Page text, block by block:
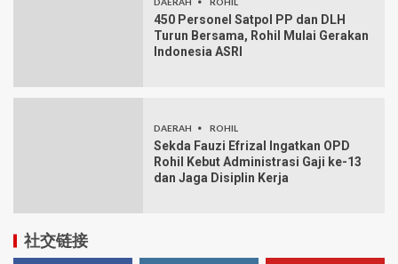
450 Personel Satpol PP dan DLH
Turun Bersama, Rohil Mulai Gerakan
Indonesia ASRI
DAERAH ROHIL
Sekda Fauzi Efrizal Ingatkan OPD
Rohil Kebut Administrasi Gaji ke-13
dan Jaga Disiplin Kerja
社交链接